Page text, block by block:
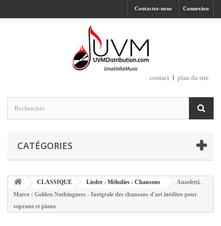
Connexion
Contactez-nous
contact plan du site
CATÉGORIES
CLASSIQUE Lieder - Mélodies - Chansons
Anzoletti,
Marco : Golden Nothingness - Intégrale des chansons d'art inédites pour
soprano et piano